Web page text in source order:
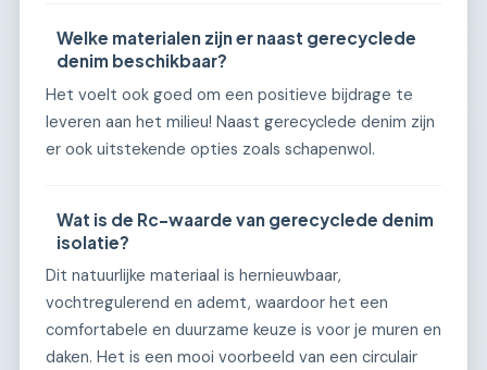
Welke materialen zijn er naast gerecyclede
denim beschikbaar?
Het voelt ook goed om een positieve bijdrage te
leveren aan het milieu! Naast gerecyclede denim zijn
er ook uitstekende opties zoals schapenwol.
Wat is de Rc-waarde van gerecyclede denim
isolatie?
Dit natuurlijke materiaal is hernieuwbaar,
vochtregulerend en ademt, waardoor het een
comfortabele en duurzame keuze is voor je muren en
daken. Het is een mooi voorbeeld van een circulair